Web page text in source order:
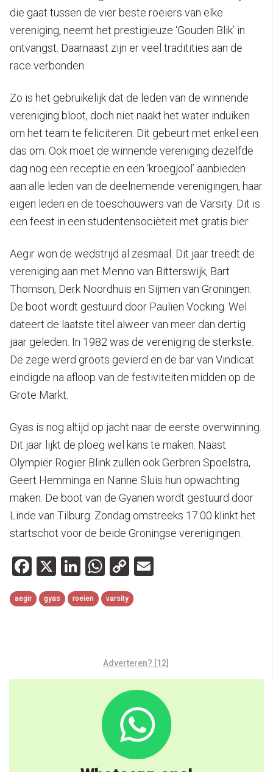
die gaat tussen de vier beste roeiers van elke
vereniging, neemt het prestigieuze ‘Gouden Blik’ in
ontvangst. Daarnaast zijn er veel traditities aan de
race verbonden.
Zo is het gebruikelijk dat de leden van de winnende
vereniging bloot, doch niet naakt het water induiken
om het team te feliciteren. Dit gebeurt met enkel een
das om. Ook moet de winnende vereniging dezelfde
dag nog een receptie en een ‘kroegjool’ aanbieden
aan alle leden van de deelnemende verenigingen, haar
eigen leden en de toeschouwers van de Varsity. Dit is
een feest in een studentensociëteit met gratis bier.
Aegir won de wedstrijd al zesmaal. Dit jaar treedt de
vereniging aan met Menno van Bitterswijk, Bart
Thomson, Derk Noordhuis en Sijmen van Groningen.
De boot wordt gestuurd door Paulien Vocking. Wel
dateert de laatste titel alweer van meer dan dertig
jaar geleden. In 1982 was de vereniging de sterkste.
De zege werd groots gevierd en de bar van Vindicat
eindigde na afloop van de festiviteiten midden op de
Grote Markt.
Gyas is nog altijd op jacht naar de eerste overwinning.
Dit jaar lijkt de ploeg wel kans te maken. Naast
Olympiër Rogier Blink zullen ook Gerbren Spoelstra,
Geert Hemminga en Nanne Sluis hun opwachting
maken. De boot van de Gyanen wordt gestuurd door
Linde van Tilburg. Zondag omstreeks 17:00 klinkt het
startschot voor de beide Groningse verenigingen.
Facebook
X LinkedIn
WhatsApp
Copy
Link
aegir gyas roeien varsity
Adverteren? [12]